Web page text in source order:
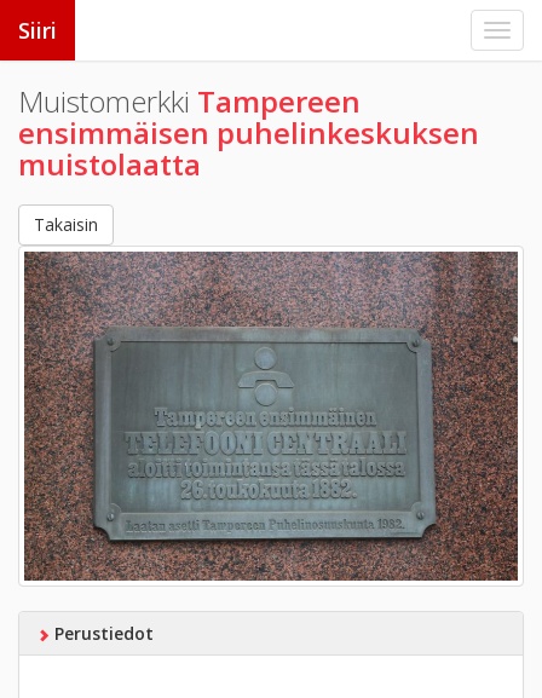
Siiri
Muistomerkki Tampereen
ensimmäisen puhelinkeskuksen
muistolaatta
Takaisin
Perustiedot